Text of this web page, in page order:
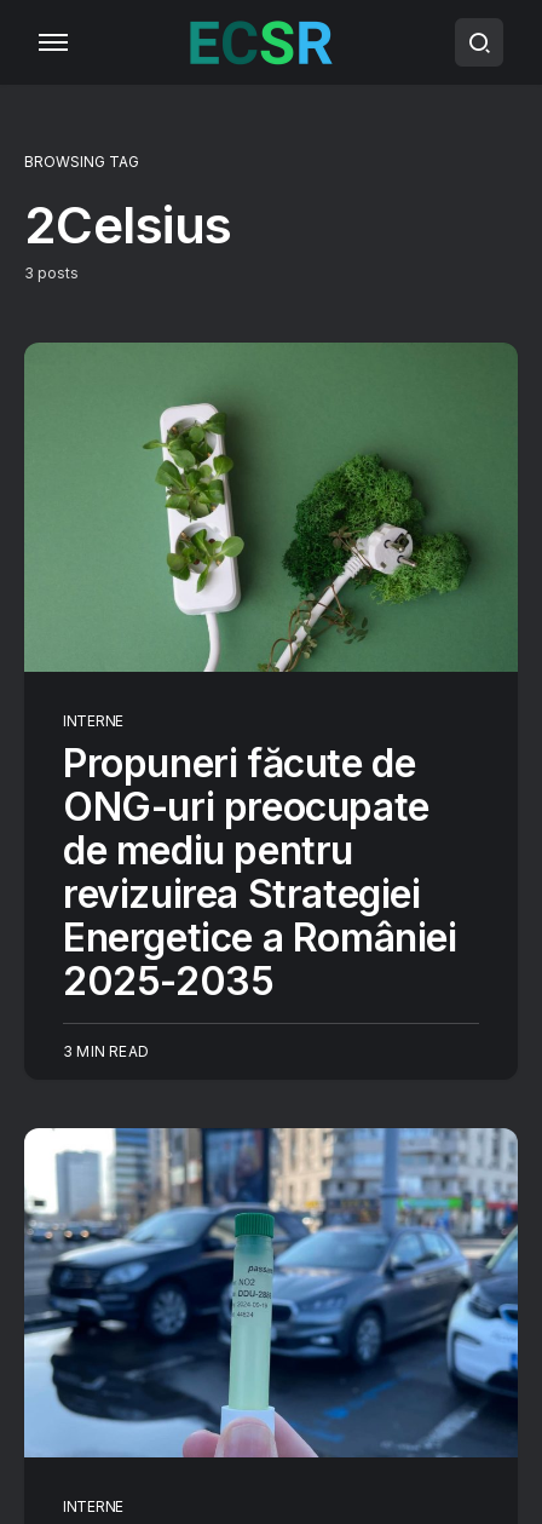
BROWSING TAG
2Celsius
3 posts
INTERNE
Propuneri făcute de
ONG-uri preocupate
de mediu pentru
revizuirea Strategiei
Energetice a României
2025-2035
3 MIN READ
INTERNE